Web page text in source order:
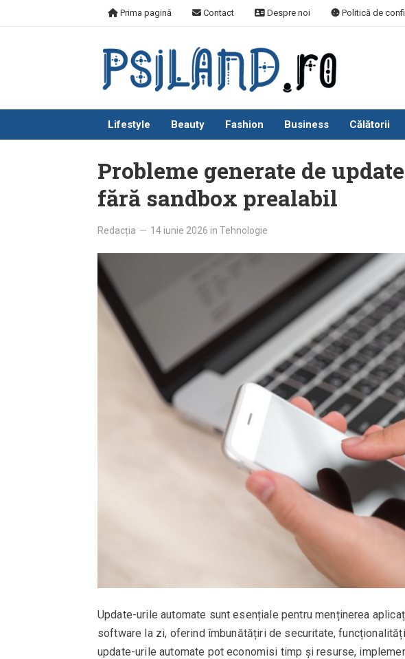
Prima pagină Contact Despre noi Politică de
Lifestyle Beauty Fashion Business Călătorii
Probleme generate de
fără sandbox prealabil
Redacția — 14 iunie 2026 in Tehnologie
Update-urile automate sunt esențiale pentru menținerea
software la zi, oferind îmbunătățiri de securitate,
update-urile automate pot economisi timp și resurse,